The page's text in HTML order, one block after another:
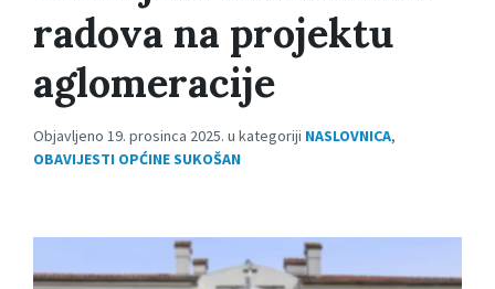
radova na projektu
aglomeracije
Objavljeno 19. prosinca 2025. u kategoriji NASLOVNICA,
OBAVIJESTI OPĆINE SUKOŠAN